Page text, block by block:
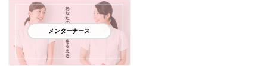
メンターナース